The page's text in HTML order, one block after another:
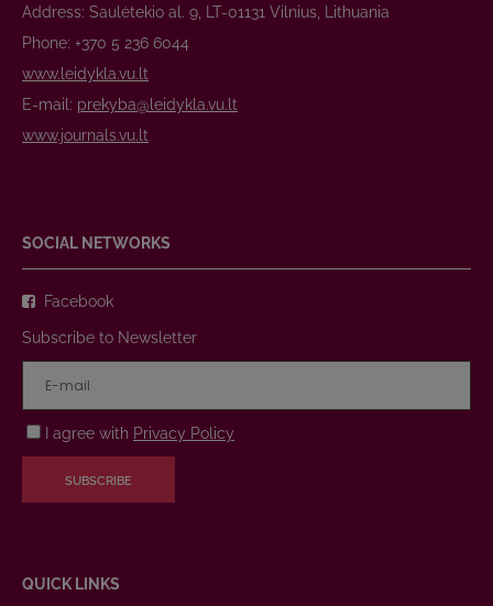
Address: Saulėtekio al. 9, LT-01131 Vilnius, Lithuania
Phone: +370 5 236 6044
www.leidykla.vu.lt
E-mail: prekyba@leidykla.vu.lt
www.journals.vu.lt
SOCIAL NETWORKS
Facebook
Subscribe to Newsletter
I agree with Privacy Policy
SUBSCRIBE
QUICK LINKS